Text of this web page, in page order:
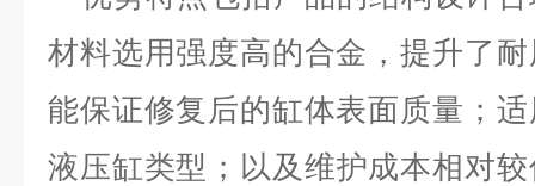
材料选用强度高的合金，提升了
能保证修复后的缸体表面质量；
液压缸类型；以及维护成本相对